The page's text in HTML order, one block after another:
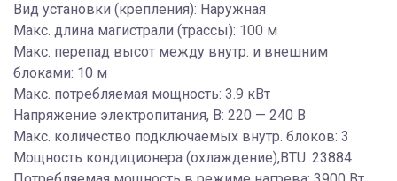
Вид установки (крепления): Наружная
Макс. длина магистрали (трассы): 100 м
Макс. перепад высот между внутр. и внешним
блоками: 10 м
Макс. потребляемая мощность: 3.9 кВт
Напряжение электропитания, В: 220 — 240 В
Макс. количество подключаемых внутр. блоков: 3
Мощность кондиционера (охлаждение),BTU: 23884